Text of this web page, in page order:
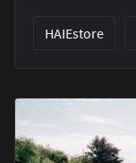
HAIEstore